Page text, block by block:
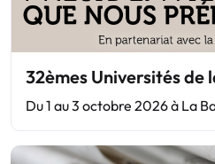
32èmes Universités de
Du 1 au 3 octobre 2026 à La